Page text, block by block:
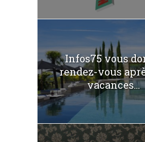
Infos75 vous
rendez-vous
vacances...